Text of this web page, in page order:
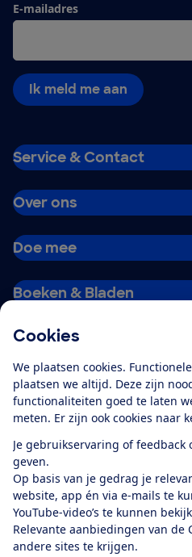
Cookies
We plaatsen cookies.
plaatsen we altijd. Deze zijn
functionaliteiten goed te laten
meten. Er zijn ook cookies naar
Je gebruikservaring of feedback
geven.
Op basis van je gedrag je
website, app én via e-mails te
YouTube-video’s te kunnen
Relevante aanbiedingen van de
andere sites te krijgen.
E-mailadres
Ik meld me aan
Service & Contact
Over ons
Doe mee
Boeken & Bladen
Alles over de
app
Algemene Voorwaarden
Cookiebeleid